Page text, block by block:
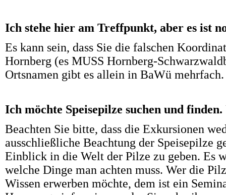
Ich stehe hier am Treffpunkt, aber es ist
Es kann sein, dass Sie die falschen
Hornberg (es MUSS Hornberg-
Ortsnamen gibt es allein in BaWü
Ich möchte Speisepilze suchen und
Beachten Sie bitte, dass die Exkursionen
ausschließliche Beachtung der Speisepilze
Einblick in die Welt der Pilze zu geben. Es
welche Dinge man achten muss. Wer die
Wissen erwerben möchte, dem ist ein